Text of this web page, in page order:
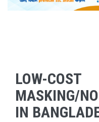
LOW-COST
MASKING/
IN